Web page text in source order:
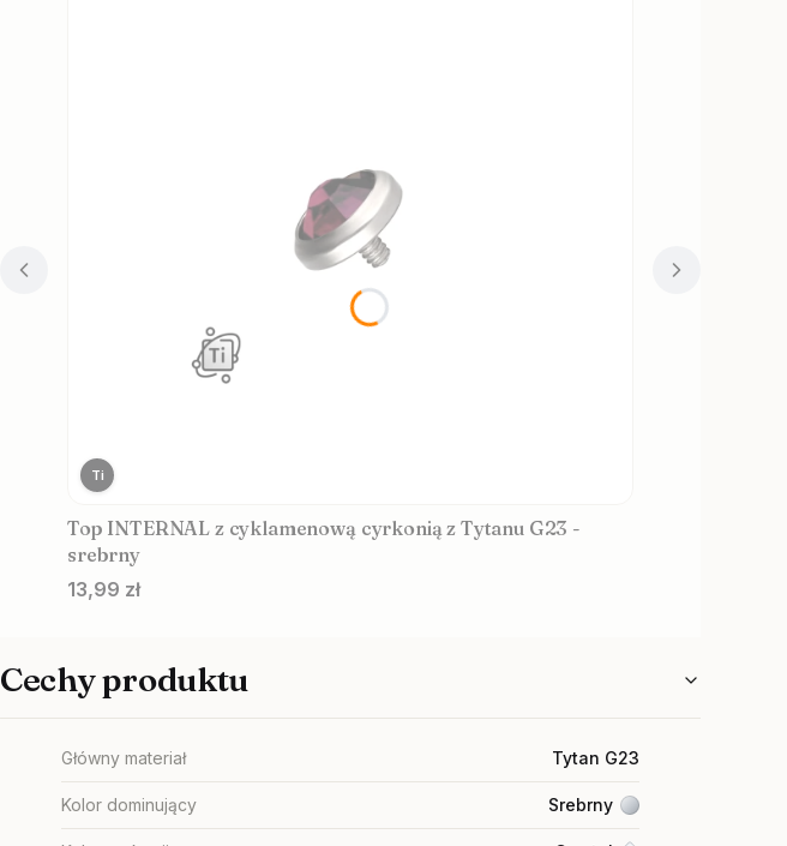
Ti
Top INTERNAL z cyklamenową cyrkonią z Tytanu G23 -
srebrny
Cena
13,99 zł
Cechy produktu
Główny materiał Tytan G23
Kolor dominujący Srebrny